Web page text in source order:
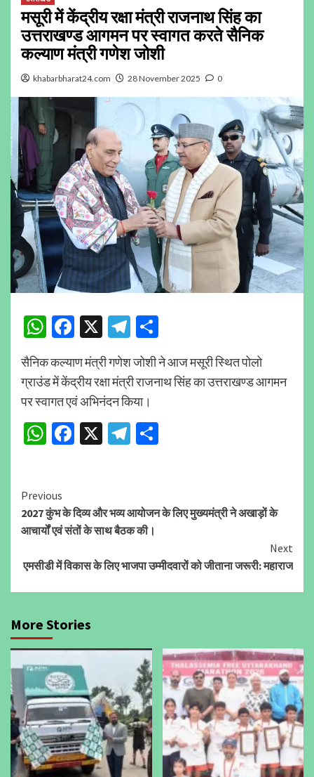
मसूरी में केंद्रीय रक्षा मंत्री राजनाथ सिंह का
उत्तराखण्ड आगमन पर स्वागत करते सैनिक
कल्याण मंत्री गणेश जोशी
khabarbharat24.com 28 November 2025 0
WhatsApp
Facebook
X Telegram
सैनिक कल्याण मंत्री गणेश जोशी ने आज मसूरी स्थित पोलो
ग्राउंड में केंद्रीय रक्षा मंत्री राजनाथ सिंह का उत्तराखण्ड आगमन
पर स्वागत एवं अभिनंदन किया।
WhatsApp
Facebook
X Telegram
Continue
Reading
Previous
2027 कुंभ के दिव्य और भव्य आयोजन के लिए मुख्यमंत्री ने अखाड़ों के
आचार्यों एवं संतों के साथ बैठक की।
Next
एमसीडी में विकास के लिए भाजपा उम्मीदवारों को जीताना जरूरी: महाराज
More Stories